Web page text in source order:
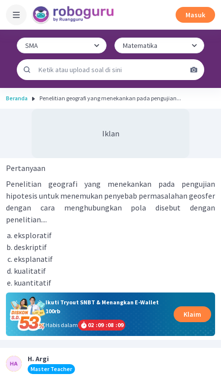
Masuk
Beranda Penelitian geografi yang menekankan pada pengujian...
Iklan
Pertanyaan
Penelitian geografi yang menekankan pada pengujian
hipotesis untuk menemukan penyebab permasalahan geosfer
dengan cara menghubungkan pola disebut dengan
penelitian....
eksploratif
deskriptif
eksplanatif
kualitatif
kuantitatif
Ikuti Tryout SNBT & Menangkan E-Wallet
100rb
Habis dalam
02 :09 :08 :08
Klaim
H. Argi
Master Teacher